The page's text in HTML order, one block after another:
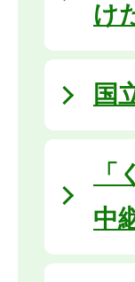
け
国
中